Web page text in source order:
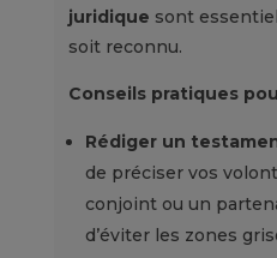
juridique sont
soit reconnu.
Conseils pratiques
Rédiger un
de préciser vos
conjoint ou un
d’éviter les zones